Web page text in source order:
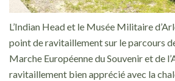
L’Indian Head et le Musée Militaire
point de ravitaillement sur le parcours
Marche Européenne du Souvenir et de
ravitaillement bien apprécié avec la